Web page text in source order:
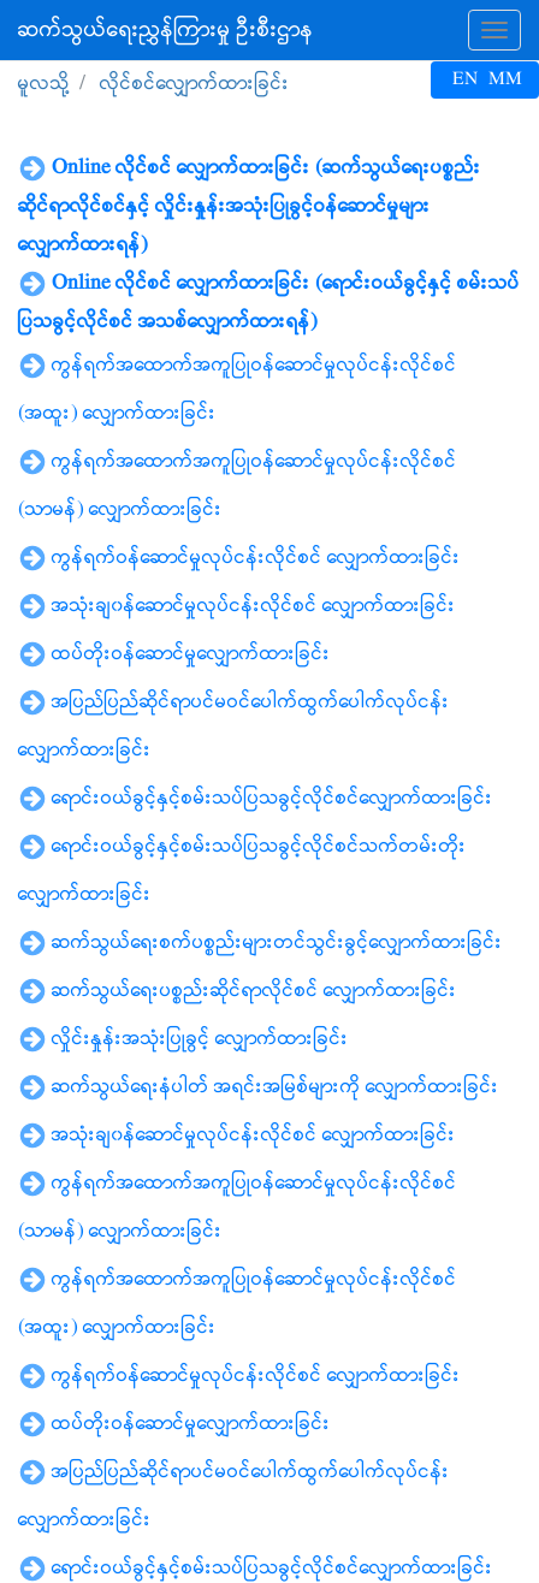
ဆက်သွယ်ရေးညွှန်ကြားမှု ဦးစီးဌာန
EN MM
မူလသို့ လိုင်စင်လျှောက်ထားခြင်း
Online လိုင်စင် လျှောက်ထားခြင်း (ဆက်သွယ်ရေးပစ္စည်း
ဆိုင်ရာလိုင်စင်နှင့် လှိုင်းနှုန်းအသုံးပြုခွင့်ဝန်ဆောင်မှုများ
လျှောက်ထားရန်)
Online လိုင်စင် လျှောက်ထားခြင်း (ရောင်းဝယ်ခွင့်နှင့် စမ်းသပ်
ပြသခွင့်လိုင်စင် အသစ်လျှောက်ထားရန်)
ကွန်ရက်အထောက်အကူပြုဝန်ဆောင်မှုလုပ်ငန်းလိုင်စင်
(အထူး) လျှောက်ထားခြင်း
ကွန်ရက်အထောက်အကူပြုဝန်ဆောင်မှုလုပ်ငန်းလိုင်စင်
(သာမန်) လျှောက်ထားခြင်း
ကွန်ရက်ဝန်ဆောင်မှုလုပ်ငန်းလိုင်စင် လျှောက်ထားခြင်း
အသုံးချ၀န်ဆောင်မှုလုပ်ငန်းလိုင်စင် လျှောက်ထားခြင်း
ထပ်တိုးဝန်ဆောင်မှုလျှောက်ထားခြင်း
အပြည်ပြည်ဆိုင်ရာပင်မဝင်ပေါက်ထွက်ပေါက်လုပ်ငန်း
လျှောက်ထားခြင်း
ရောင်းဝယ်ခွင့်နှင့်စမ်းသပ်ပြသခွင့်လိုင်စင်လျှောက်ထားခြင်း
ရောင်းဝယ်ခွင့်နှင့်စမ်းသပ်ပြသခွင့်လိုင်စင်သက်တမ်းတိုး
လျှောက်ထားခြင်း
ဆက်သွယ်ရေးစက်ပစ္စည်းများတင်သွင်းခွင့်လျှောက်ထားခြင်း
ဆက်သွယ်ရေးပစ္စည်းဆိုင်ရာလိုင်စင် လျှောက်ထားခြင်း
လှိုင်းနှုန်းအသုံးပြုခွင့် လျှောက်ထားခြင်း
ဆက်သွယ်ရေးနံပါတ် အရင်းအမြစ်များကို လျှောက်ထားခြင်း
အသုံးချ၀န်ဆောင်မှုလုပ်ငန်းလိုင်စင် လျှောက်ထားခြင်း
ကွန်ရက်အထောက်အကူပြုဝန်ဆောင်မှုလုပ်ငန်းလိုင်စင်
(သာမန်) လျှောက်ထားခြင်း
ကွန်ရက်အထောက်အကူပြုဝန်ဆောင်မှုလုပ်ငန်းလိုင်စင်
(အထူး) လျှောက်ထားခြင်း
ကွန်ရက်ဝန်ဆောင်မှုလုပ်ငန်းလိုင်စင် လျှောက်ထားခြင်း
ထပ်တိုးဝန်ဆောင်မှုလျှောက်ထားခြင်း
အပြည်ပြည်ဆိုင်ရာပင်မဝင်ပေါက်ထွက်ပေါက်လုပ်ငန်း
လျှောက်ထားခြင်း
ရောင်းဝယ်ခွင့်နှင့်စမ်းသပ်ပြသခွင့်လိုင်စင်လျှောက်ထားခြင်း